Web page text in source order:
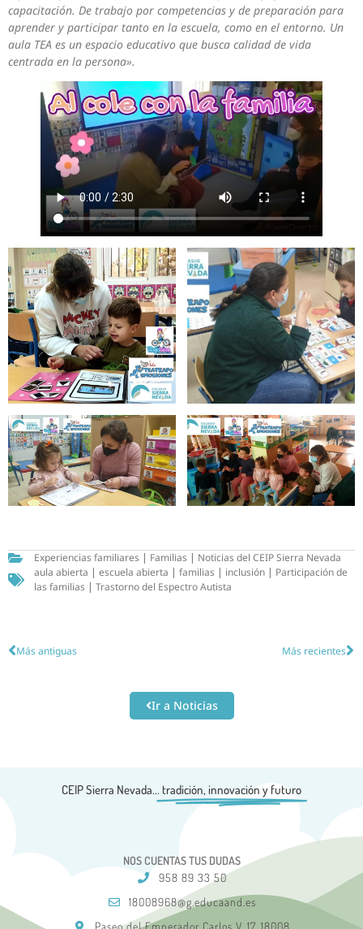
capacitación. De trabajo por competencias y de preparación para
aprender y participar tanto en la escuela, como en el entorno. Un
aula TEA es un espacio educativo que busca calidad de vida
centrada en la persona».
Experiencias familiares | Familias | Noticias del CEIP Sierra Nevada
aula abierta | escuela abierta | familias | inclusión | Participación de
las familias | Trastorno del Espectro Autista
Más antiguas Más recientes
Ir a Noticias
CEIP Sierra Nevada... tradición, innovación y futuro
NOS CUENTAS TUS DUDAS
958 89 33 50
18008968@g.educaand.es
Paseo del Emperador Carlos V, 17, 18008